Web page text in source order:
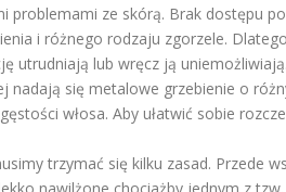
problemami ze skórą. Brak dostępu
i różnego rodzaju zgorzele.
utrudniają lub wręcz ją uniemożliwiają.
nadają się metalowe grzebienie o
włosa. Aby ułatwić sobie
trzymać się kilku zasad. Przede